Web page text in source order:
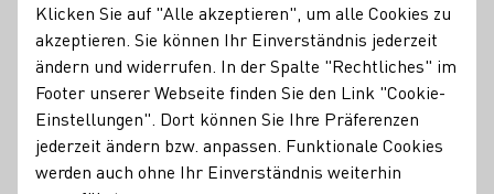
Klicken Sie auf "Alle akzeptieren", um alle Cookies zu
akzeptieren. Sie können Ihr Einverständnis jederzeit
ändern und widerrufen. In der Spalte "Rechtliches" im
Footer unserer Webseite finden Sie den Link "Cookie-
Einstellungen". Dort können Sie Ihre Präferenzen
jederzeit ändern bzw. anpassen. Funktionale Cookies
werden auch ohne Ihr Einverständnis weiterhin